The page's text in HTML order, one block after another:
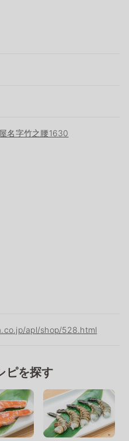
名字竹之腰1630
apl/shop/528.html
ピを探す